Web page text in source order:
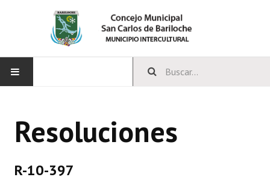
CONCEJO
Resoluciones
R-10-397